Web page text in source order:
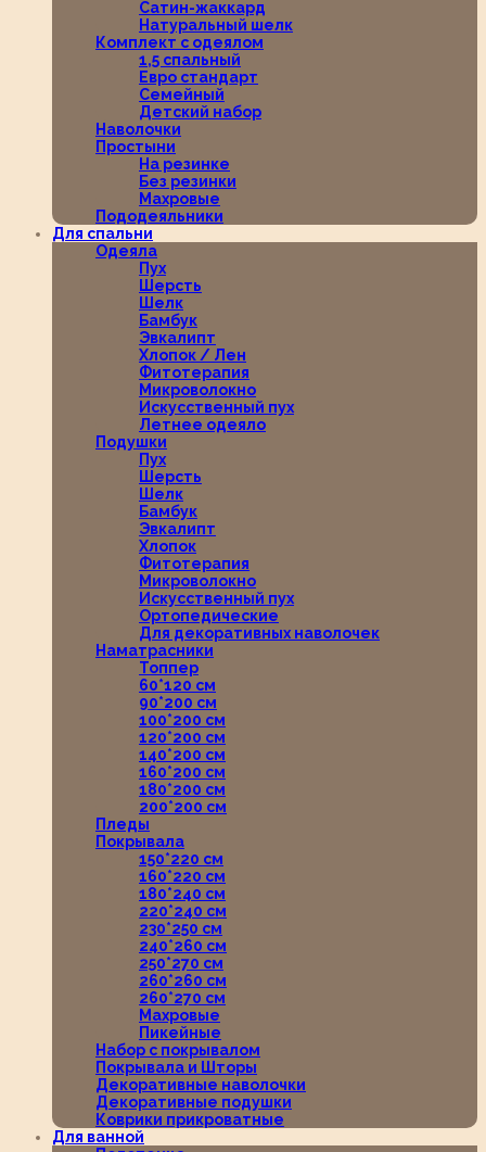
Сатин-жаккард
Натуральный шелк
Комплект с одеялом
1,5 спальный
Евро стандарт
Семейный
Детский набор
Наволочки
Простыни
На резинке
Без резинки
Махровые
Пододеяльники
Для спальни
Одеяла
Пух
Шерсть
Шелк
Бамбук
Эвкалипт
Хлопок / Лен
Фитотерапия
Микроволокно
Искусственный пух
Летнее одеяло
Подушки
Пух
Шерсть
Шелк
Бамбук
Эвкалипт
Хлопок
Фитотерапия
Микроволокно
Искусственный пух
Ортопедические
Для декоративных наволочек
Наматрасники
Топпер
60*120 см
90*200 см
100*200 см
120*200 см
140*200 см
160*200 см
180*200 см
200*200 см
Пледы
Покрывала
150*220 см
160*220 см
180*240 см
220*240 см
230*250 см
240*260 см
250*270 см
260*260 см
260*270 см
Махровые
Пикейные
Набор с покрывалом
Покрывала и Шторы
Декоративные наволочки
Декоративные подушки
Коврики прикроватные
Для ванной